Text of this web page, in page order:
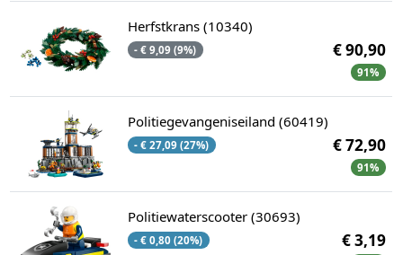
Herfstkrans (10340)
- € 9,09 (9%) € 90,90
91%
Politiegevangeniseiland (60419)
- € 27,09 (27%) € 72,90
91%
Politiewaterscooter (30693)
- € 0,80 (20%) € 3,19